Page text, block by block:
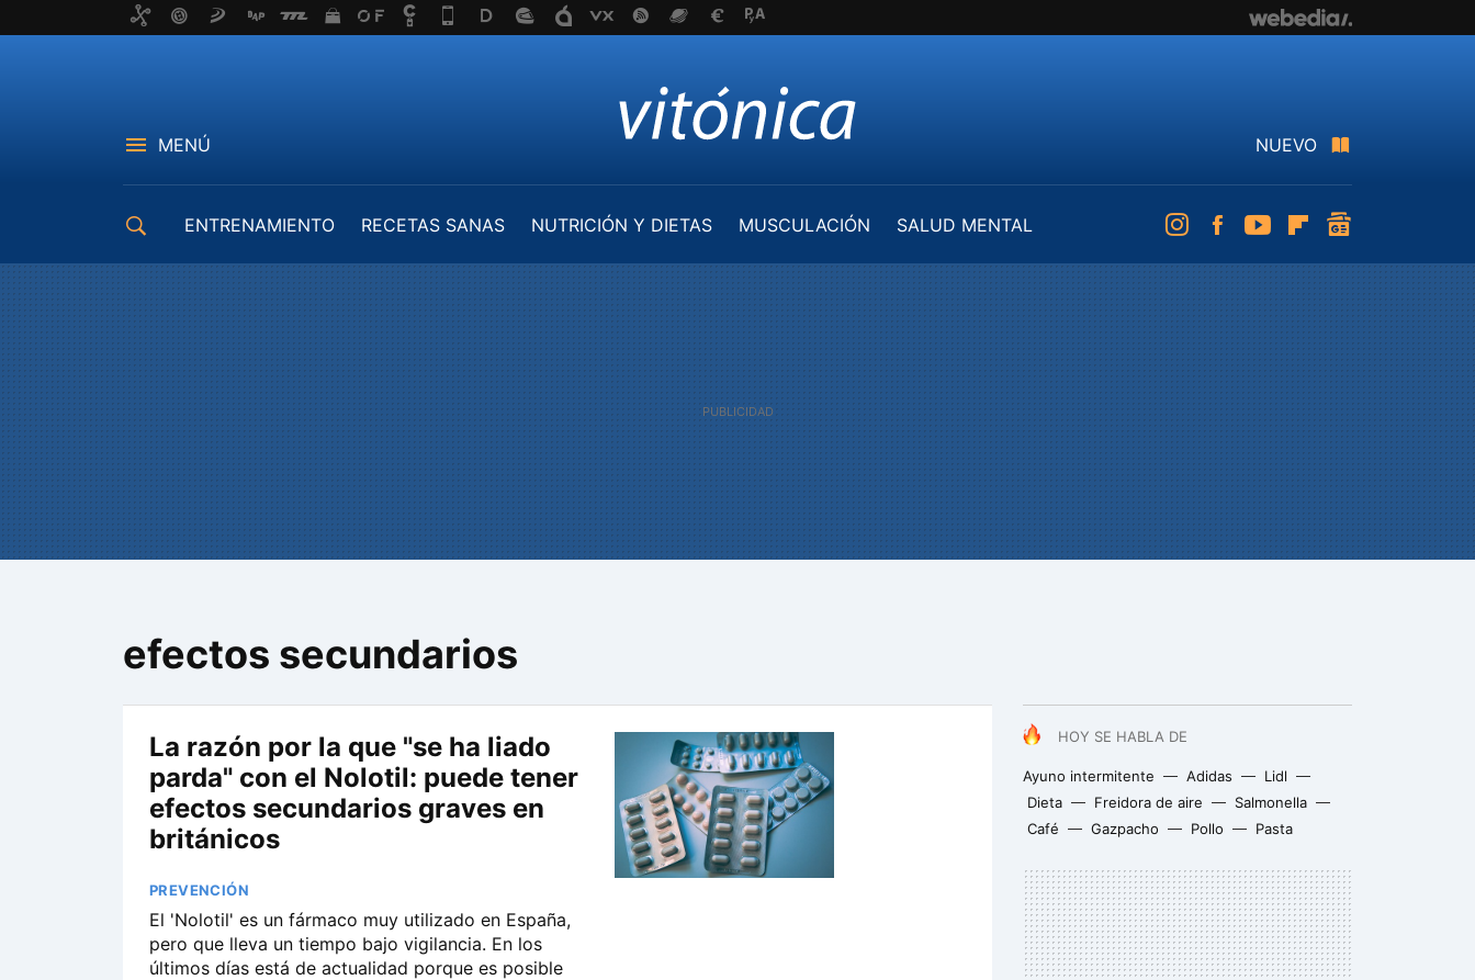
MENÚ NUEVO
ENTRENAMIENTO RECETAS SANAS NUTRICIÓN Y DIETAS MUSCULACIÓN
SALUD MENTAL
InstagramFacebookYoutubeFlipboard
efectos secundarios
HOY SE HABLA DE
Ayuno intermitente Adidas
Lidl
Dieta
Freidora de aire
Salmonella
Café
Gazpacho Pollo Pasta
La razón por la que "se ha liado
parda" con el Nolotil: puede tener
efectos secundarios graves en
británicos
PREVENCIÓN
El 'Nolotil' es un fármaco muy utilizado en España,
pero que lleva un tiempo bajo vigilancia. En los
últimos días está de actualidad porque es posible